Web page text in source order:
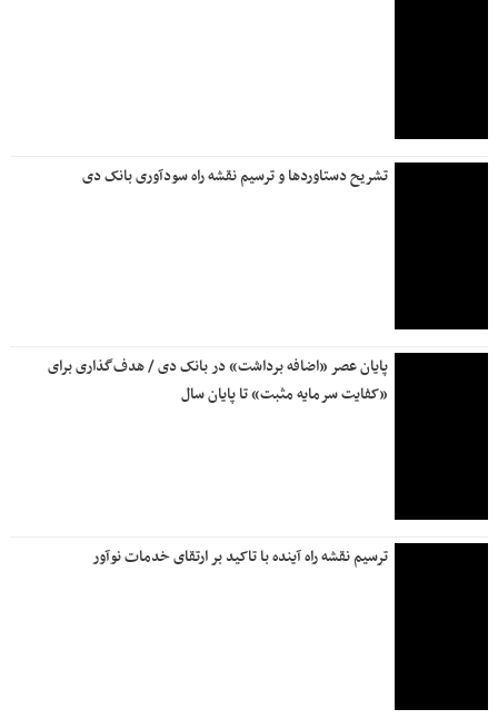
تشریح دستاوردها و ترسیم نقشه راه سودآوری بانک دی
پایان عصر «اضافه برداشت» در بانک دی / هدف‌گذاری برای
«کفایت سرمایه مثبت» تا پایان سال
ترسیم نقشه راه آینده با تاکید بر ارتقای خدمات نوآور